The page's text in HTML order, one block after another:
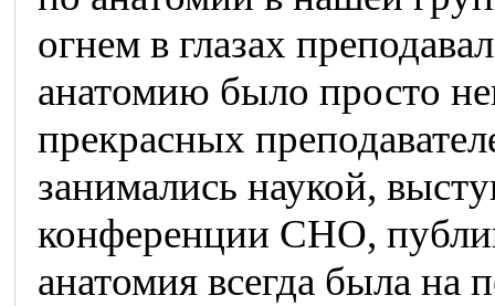
огнем в глазах
анатомию было просто
прекрасных
занимались наукой,
конференции СНО,
анатомия всегда была на